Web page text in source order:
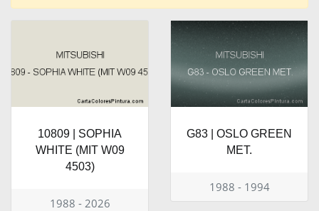
10809 | SOPHIA
WHITE (MIT W09
4503)
1988 - 2026
G83 | OSLO GREEN
MET.
1988 - 1994